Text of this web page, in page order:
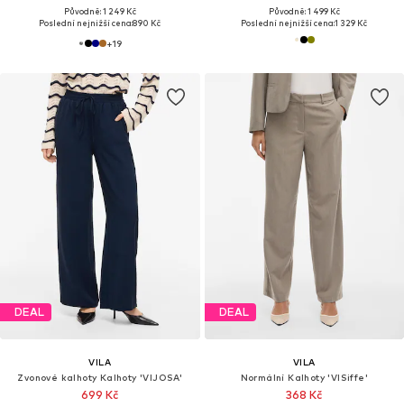
Původně: 1 249 Kč
Poslední nejnižší cena:890 Kč
+19
Původně: 1 499 Kč
Poslední nejnižší cena:1 329 Kč
DEAL
VILA
Zvonové kalhoty Kalhoty 'VIJOSA'
699 Kč
DEAL
VILA
Normální Kalhoty 'VISiffe'
368 Kč